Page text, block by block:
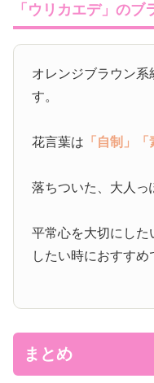
「ウリカエデ」の
オレンジブラウン系
す。
花言葉は 「自制」
落ちついた、大人っ
平常心を大切にした
したい時におすすめ
まとめ